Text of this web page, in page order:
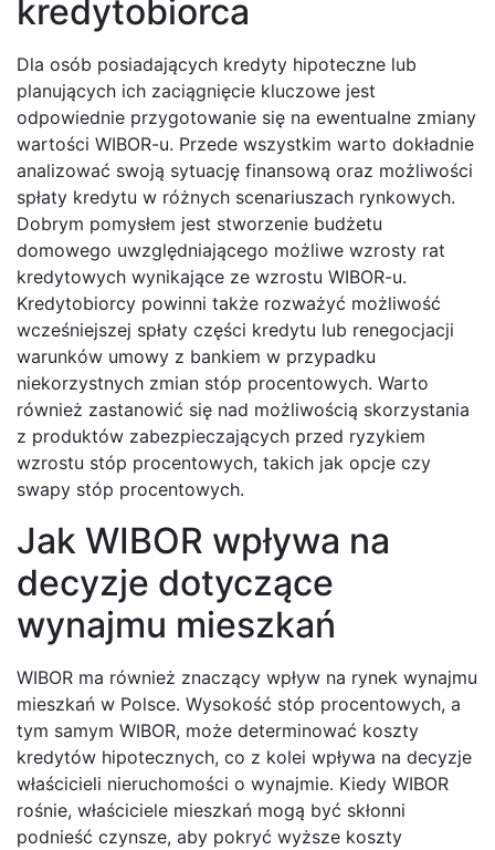
kredytobiorca
Dla osób posiadających kredyty hipoteczne lub
planujących ich zaciągnięcie kluczowe jest
odpowiednie przygotowanie się na ewentualne zmiany
wartości WIBOR-u. Przede wszystkim warto dokładnie
analizować swoją sytuację finansową oraz możliwości
spłaty kredytu w różnych scenariuszach rynkowych.
Dobrym pomysłem jest stworzenie budżetu
domowego uwzględniającego możliwe wzrosty rat
kredytowych wynikające ze wzrostu WIBOR-u.
Kredytobiorcy powinni także rozważyć możliwość
wcześniejszej spłaty części kredytu lub renegocjacji
warunków umowy z bankiem w przypadku
niekorzystnych zmian stóp procentowych. Warto
również zastanowić się nad możliwością skorzystania
z produktów zabezpieczających przed ryzykiem
wzrostu stóp procentowych, takich jak opcje czy
swapy stóp procentowych.
Jak WIBOR wpływa na
decyzje dotyczące
wynajmu mieszkań
WIBOR ma również znaczący wpływ na rynek wynajmu
mieszkań w Polsce. Wysokość stóp procentowych, a
tym samym WIBOR, może determinować koszty
kredytów hipotecznych, co z kolei wpływa na decyzje
właścicieli nieruchomości o wynajmie. Kiedy WIBOR
rośnie, właściciele mieszkań mogą być skłonni
podnieść czynsze, aby pokryć wyższe koszty